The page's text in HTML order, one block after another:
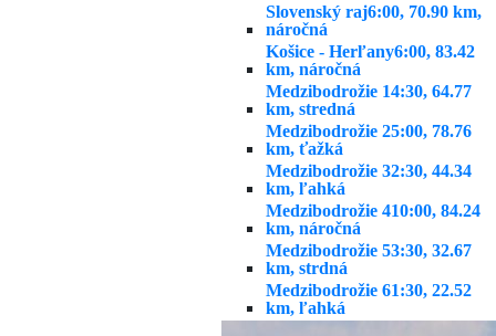
Slovenský raj6:00, 70.90 km,
náročná
Košice - Herľany6:00, 83.42
km, náročná
Medzibodrožie 14:30, 64.77
km, stredná
Medzibodrožie 25:00, 78.76
km, ťažká
Medzibodrožie 32:30, 44.34
km, ľahká
Medzibodrožie 410:00, 84.24
km, náročná
Medzibodrožie 53:30, 32.67
km, strdná
Medzibodrožie 61:30, 22.52
km, ľahká